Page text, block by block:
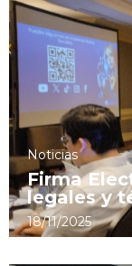
Noticias
Firma
legales y
18/11/2025